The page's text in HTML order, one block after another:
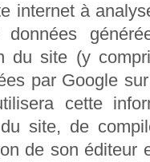
internet à
du site (y
par Google
cette
site, de
de son éditeur